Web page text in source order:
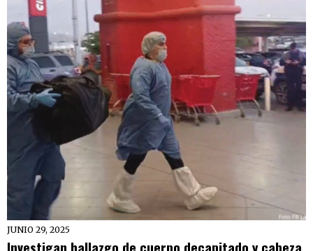
JUNIO 29, 2025
Investigan hallazgo de cuerpo decapitado y cabeza